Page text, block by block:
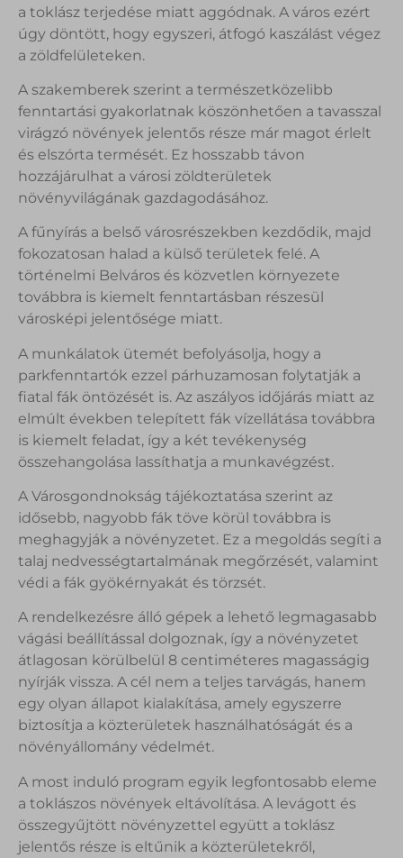
a toklász terjedése miatt aggódnak. A város ezért
úgy döntött, hogy egyszeri, átfogó kaszálást végez
a zöldfelületeken.
A szakemberek szerint a természetközelibb
fenntartási gyakorlatnak köszönhetően a tavasszal
virágzó növények jelentős része már magot érlelt
és elszórta termését. Ez hosszabb távon
hozzájárulhat a városi zöldterületek
növényvilágának gazdagodásához.
A fűnyírás a belső városrészekben kezdődik, majd
fokozatosan halad a külső területek felé. A
történelmi Belváros és közvetlen környezete
továbbra is kiemelt fenntartásban részesül
városképi jelentősége miatt.
A munkálatok ütemét befolyásolja, hogy a
parkfenntartók ezzel párhuzamosan folytatják a
fiatal fák öntözését is. Az aszályos időjárás miatt az
elmúlt években telepített fák vízellátása továbbra
is kiemelt feladat, így a két tevékenység
összehangolása lassíthatja a munkavégzést.
A Városgondnokság tájékoztatása szerint az
idősebb, nagyobb fák töve körül továbbra is
meghagyják a növényzetet. Ez a megoldás segíti a
talaj nedvességtartalmának megőrzését, valamint
védi a fák gyökérnyakát és törzsét.
A rendelkezésre álló gépek a lehető legmagasabb
vágási beállítással dolgoznak, így a növényzetet
átlagosan körülbelül 8 centiméteres magasságig
nyírják vissza. A cél nem a teljes tarvágás, hanem
egy olyan állapot kialakítása, amely egyszerre
biztosítja a közterületek használhatóságát és a
növényállomány védelmét.
A most induló program egyik legfontosabb eleme
a toklászos növények eltávolítása. A levágott és
összegyűjtött növényzettel együtt a toklász
jelentős része is eltűnik a közterületekről,